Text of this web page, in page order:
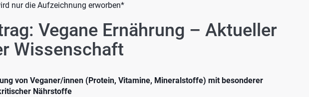
nur die Aufzeichnung erworben*
Vegane Ernährung – Aktueller
Wissenschaft
von Veganer/innen (Protein, Vitamine, Mineralstoffe) mit besonderer
Nährstoffe